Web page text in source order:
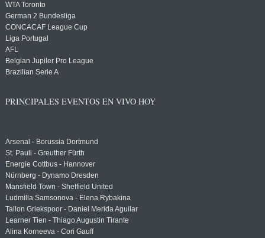
WTA Toronto
German 2 Bundesliga
CONCACAF League Cup
Liga Portugal
AFL
Belgian Jupiler Pro League
Brazilian Serie A
PRINCIPALES EVENTOS EN VIVO HOY
Arsenal - Borussia Dortmund
St. Pauli - Greuther Fürth
Energie Cottbus - Hannover
Nürnberg - Dynamo Dresden
Mansfield Town - Sheffield United
Ludmilla Samsonova - Elena Rybakina
Tallon Griekspoor - Daniel Merida Aguilar
Learner Tien - Thiago Augustin Tirante
Alina Korneeva - Cori Gauff